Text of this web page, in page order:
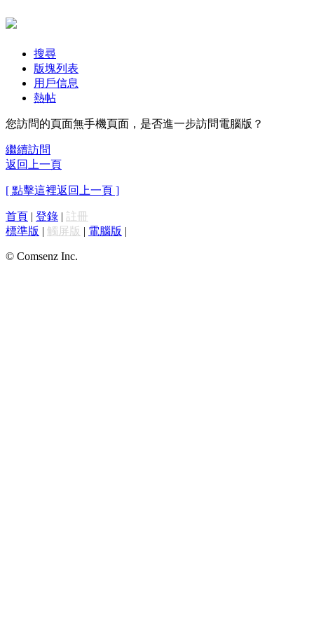
搜尋
版塊列表
用戶信息
熱帖
您訪問的頁面無手機頁面，是否進一步訪問電腦版？
繼續訪問
返回上一頁
[ 點擊這裡返回上一頁 ]
首頁 | 登錄 | 註冊
標準版 | 觸屏版 | 電腦版 |
© Comsenz Inc.